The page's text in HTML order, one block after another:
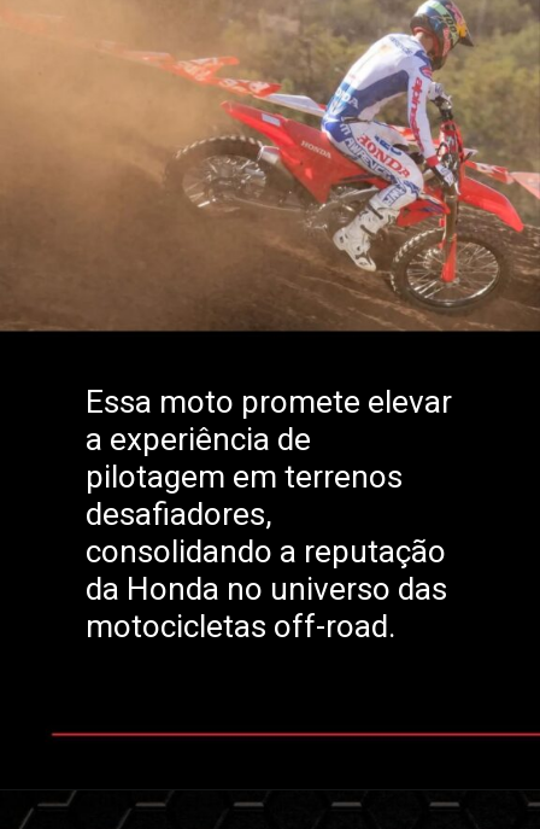
Essa moto promete elevar
a experiência de
pilotagem em terrenos
desafiadores,
consolidando a reputação
da Honda no universo das
motocicletas off-road.